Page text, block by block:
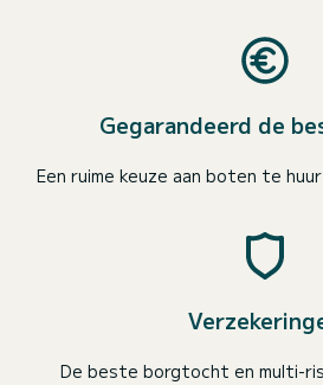
Gegarandeerd de
Een ruime keuze aan boten te
De beste borgtocht en multi-